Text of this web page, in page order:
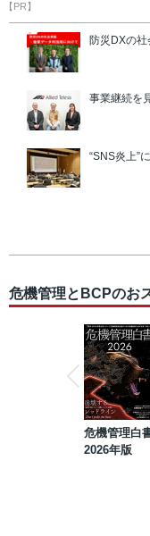
【PR】
防災DXの
事業継続を
“SNS炎上”
危機管理とBCPのお
危機管理白
2026年版